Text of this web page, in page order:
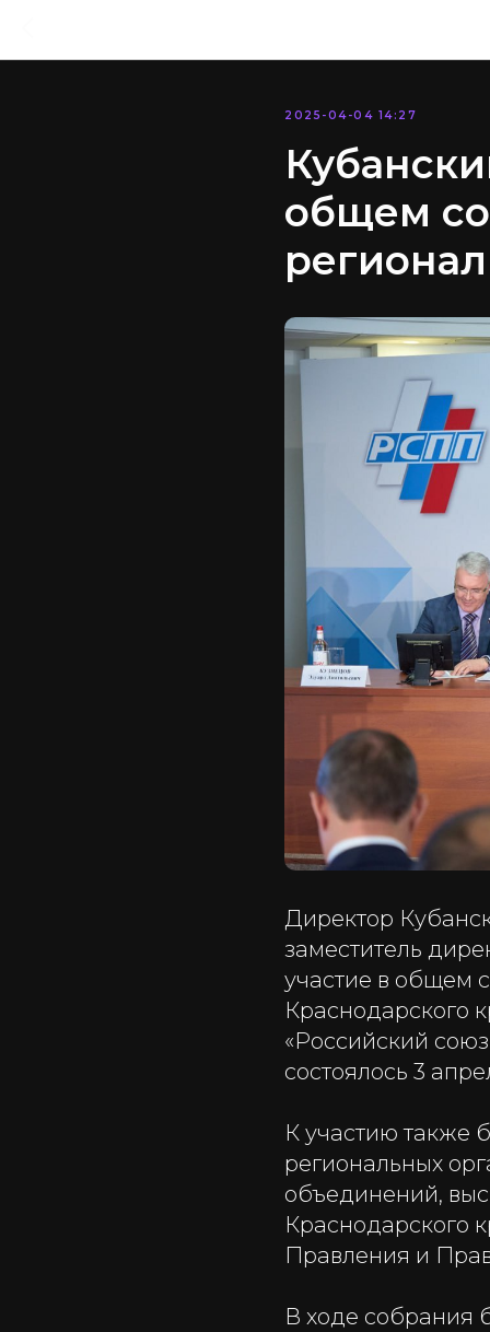
2025-04-04 14:27
общем
Директор
заместитель
участие в общем
Краснодарского
«Российский
состоялось 3
К участию также
региональных
объединений,
Краснодарского
Правления и
В ходе собрания